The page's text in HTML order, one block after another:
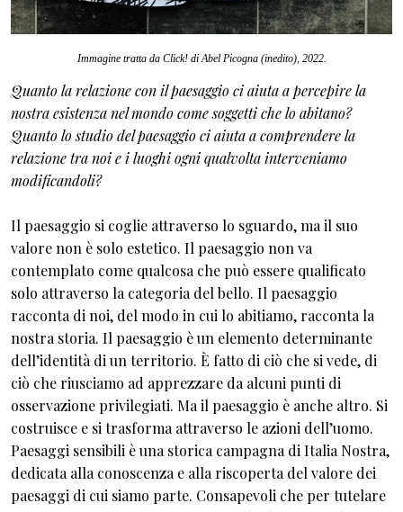
Immagine tratta da Click!di Abel Picogna (inedito), 2022.
Quanto la relazione con il paesaggio ci aiuta a percepire la
nostra esistenza nel mondo come soggetti che lo abitano?
Quanto lo studio del paesaggio ci aiuta a comprendere la
relazione tra noi e i luoghi ogni qualvolta interveniamo
modificandoli?
Il paesaggio si coglie attraverso lo sguardo, ma il suo
valore non è solo estetico. Il paesaggio non va
contemplato come qualcosa che può essere qualificato
solo attraverso la categoria del bello. Il paesaggio
racconta di noi, del modo in cui lo abitiamo, racconta la
nostra storia. Il paesaggio è un elemento determinante
dell’identità di un territorio. È fatto di ciò che si vede, di
ciò che riusciamo ad apprezzare da alcuni punti di
osservazione privilegiati. Ma il paesaggio è anche altro. Si
costruisce e si trasforma attraverso le azioni dell’uomo.
Paesaggi sensibili è una storica campagna di Italia Nostra,
dedicata alla conoscenza e alla riscoperta del valore dei
paesaggi di cui siamo parte. Consapevoli che per tutelare